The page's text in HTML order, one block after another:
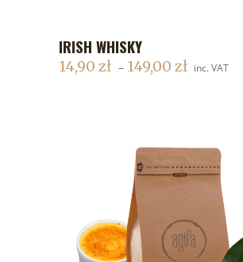
DODAJ DO KOSZYKA
IRISH WHISKY
14,90 zł – 149,00 zł inc. VAT